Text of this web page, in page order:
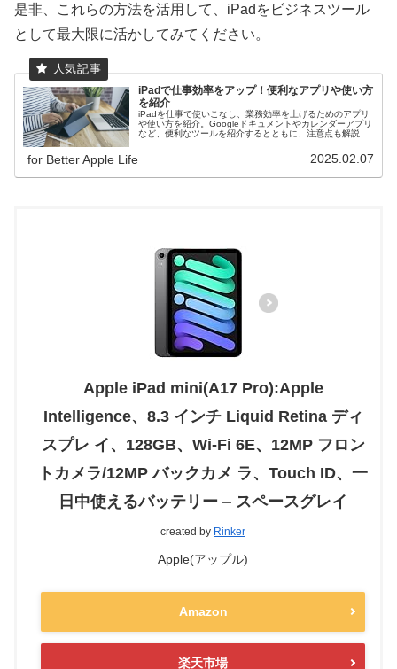
是非、これらの方法を活用して、iPadをビジネスツール
として最大限に活かしてみてください。
iPadで仕事効率をアップ！便利なアプリや使い方
を紹介
iPadを仕事で使いこなし、業務効率を上げるためのアプリ
や使い方を紹介。Googleドキュメントやカレンダーアプリ
など、便利なツールを紹介するとともに、注意点も解説。
for Better Apple Life 2025.02.07
Apple iPad mini(A17 Pro):Apple
Intelligence、8.3 インチ Liquid Retina ディ
スプレ イ、128GB、Wi-Fi 6E、12MP フロン
トカメラ/12MP バックカメ ラ、Touch ID、一
日中使えるバッテリー ‒ スペースグレイ
created by Rinker
Apple(アップル)
Amazon
楽天市場